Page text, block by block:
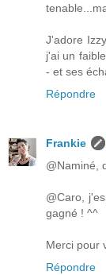
J'adore
j'ai un
- et ses
Répondre
Frankie
@Naminé,
@Caro,
gagné ! ^^
Merci pour
Répondre